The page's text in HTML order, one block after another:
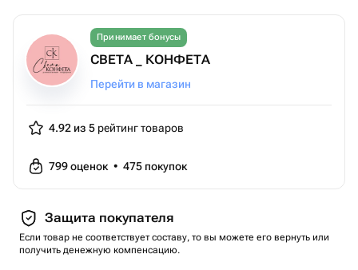
Принимает бонусы
СВЕТА _ КОНФЕТА
Перейти в магазин
4.92 из 5 рейтинг товаров
799оценок • 475 покупок
Защита покупателя
Если товар не соответствует составу, то вы можете его вернуть или
получить денежную компенсацию.